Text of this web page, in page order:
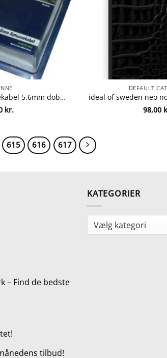
Connectech Antennekabel 5,6mm dobbelt skærm hvid 10m CTV-4510
kr.
DEFAULT
98,00
615 616 617
– Find de bedste
tilbud!
KATEGORIER
Kategorier